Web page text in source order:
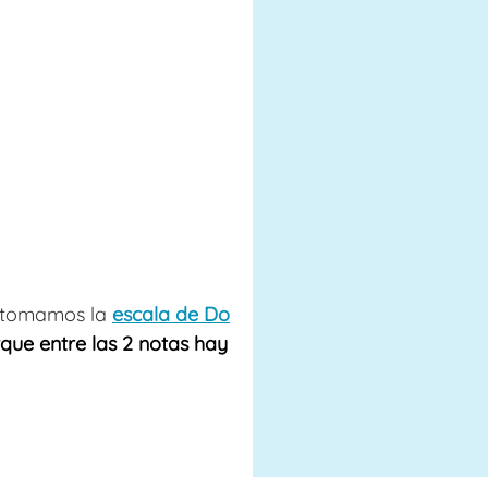
la escala de Do
entre las 2 notas hay